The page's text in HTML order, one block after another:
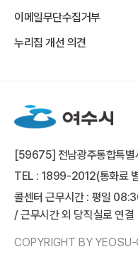
이메일무단수집거부
누리집 개선 의견
[59675] 전남광주통합특별
TEL : 1899-2012(통화료
콜센터 근무시간 : 평일
/ 근무시간 외 당직실로 연결
COPYRIGHT BY